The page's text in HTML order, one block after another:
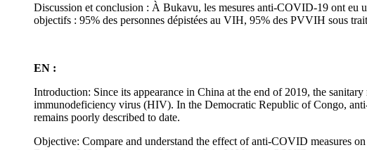
Discussion et conclusion : À Bukavu, les mesures anti-COVID-19 ont eu
objectifs : 95% des personnes dépistées au VIH, 95% des PVVIH sous
EN :
Introduction: Since its appearance in China at the end of 2019, the
immunodeficiency virus (HIV). In the Democratic Republic of Congo,
remains poorly described to date.
Objective: Compare and understand the effect of anti-COVID measures